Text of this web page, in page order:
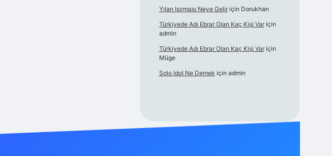
Yılan Isırması Neye Geliriçin Dorukhan
Türkiyede Adı Ebrar Olan Kaç Kişi Variçin
admin
Türkiyede Adı Ebrar Olan Kaç Kişi Variçin
Müge
Solo Idol Ne Demek için admin